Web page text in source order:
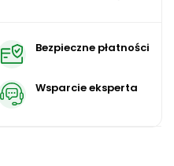
Bezpieczne płatności
Wsparcie eksperta